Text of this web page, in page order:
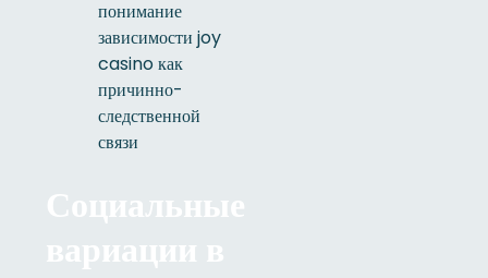
понимание
зависимости joy
casino как
причинно-
следственной
связи
Социальные
вариации в